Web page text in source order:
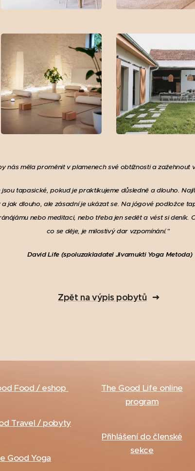
nás měla proměnit v plamenech své obtížnosti a zažehnout
tapasické, pokud je praktikujeme důsledně a dlouho.
jak dlouho, ale zásadní je ukázat se. Na jógové podložce
nebo meditaci, nebo třeba jen sedět a vést si deník.
co se děje, je milostivý dar vzpomínání."
David Life (spoluzakladatel Jivamukti Yoga Metoda)
Zpět na výpis pobytů
Food / eshop
Travel / pobyty
Good Yoga
The Good Life online
program
Přihlášení do členské
sekce